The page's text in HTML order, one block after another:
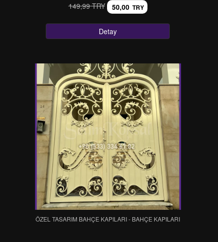
149,99 TRY 50,00 TRY
Detay
ÖZEL TASARIM BAHÇE KAPILARI - BAHÇE KAPILARI